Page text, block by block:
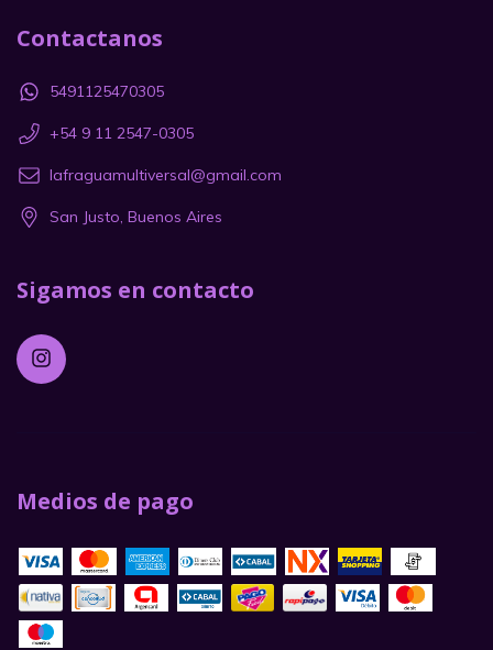
Contactanos
5491125470305
+54 9 11 2547-0305
lafraguamultiversal@gmail.com
San Justo, Buenos Aires
Sigamos en contacto
Medios de pago